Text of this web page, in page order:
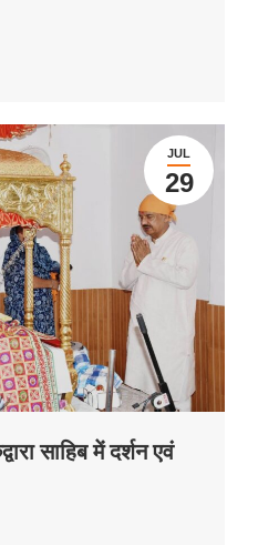
JUL
29
साहिब में दर्शन एवं